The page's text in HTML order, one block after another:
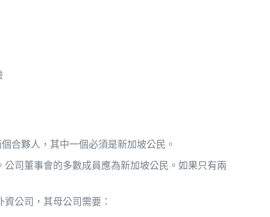
合夥人，其中一個必須是新加坡公民。
司董事會的多數成員應為新加坡公民。如果只有兩
公司，其母公司需要：